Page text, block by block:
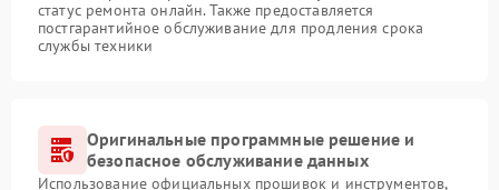
статус ремонта онлайн. Также предоставляется
постгарантийное обслуживание для продления срока
службы техники
Оригинальные программные решение и
безопасное обслуживание данных
Использование официальных прошивок и инструментов,